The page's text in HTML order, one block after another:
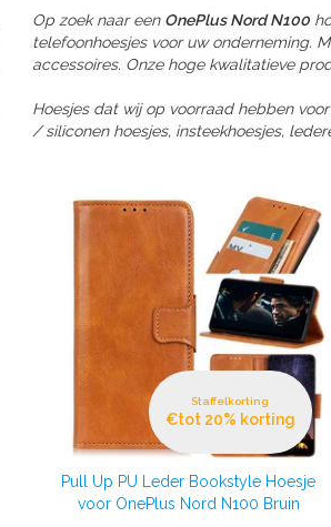
Op zoek naar een OnePlus Nord N100
telefoonhoesjes voor uw onderneming.
accessoires. Onze hoge kwalitatieve
Hoesjes dat wij op voorraad hebben voor
/ siliconen hoesjes, insteekhoesjes,
Staffelkorting
€tot 20% korting
Pull Up PU Leder Bookstyle Hoesje
voor OnePlus Nord N100 Bruin